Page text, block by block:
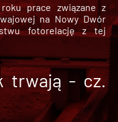
prace związane z
na Nowy Dwór
fotorelację z tej
trwają - cz.